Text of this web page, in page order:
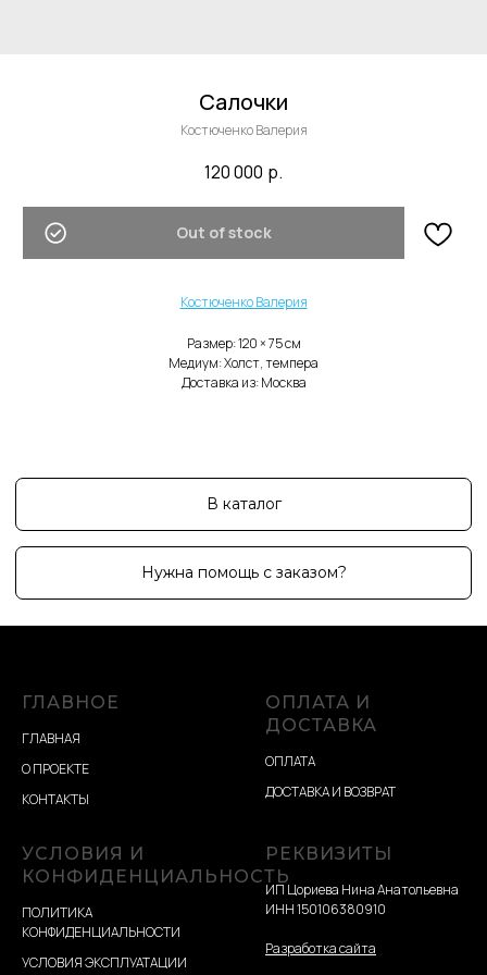
Салочки
Костюченко Валерия
120 000 р.
Out of stock
Костюченко Валерия
Размер: 120 × 75 cм
Медиум: Холст, темпера
Доставка из: Москва
ГЛАВНОЕ
ГЛАВНАЯ
О ПРОЕКТЕ
КОНТАКТЫ
ОПЛАТА И
ДОСТАВКА
ОПЛАТА
ДОСТАВКА И ВОЗВРАТ
УСЛОВИЯ И
КОНФИДЕНЦИАЛЬНОСТЬ
ПОЛИТИКА
КОНФИДЕНЦИАЛЬНОСТИ
УСЛОВИЯ ЭКСПЛУАТАЦИИ
РЕКВИЗИТЫ
ИП Цориева Нина Анатольевна
ИНН 150106380910
Разработка сайта